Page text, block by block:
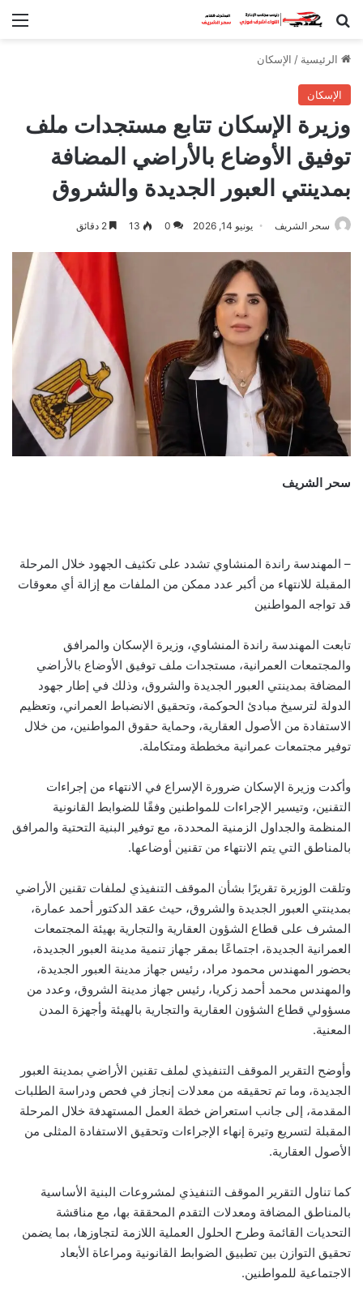
بحث عن
الرئيسية / الإسكان
الإسكان
وزيرة الإسكان تتابع مستجدات ملف
توفيق الأوضاع بالأراضي المضافة
بمدينتي العبور الجديدة والشروق
سحر الشريف يونيو 14, 2026 0
13
سحر الشريف
– المهندسة راندة المنشاوي تشدد على تكثيف الجهود خلال المرحلة
المقبلة للانتهاء من أكبر عدد ممكن من الملفات مع إزالة أي معوقات
قد تواجه المواطنين
تابعت المهندسة راندة المنشاوي، وزيرة الإسكان والمرافق
والمجتمعات العمرانية، مستجدات ملف توفيق الأوضاع بالأراضي
المضافة بمدينتي العبور الجديدة والشروق، وذلك في إطار جهود
الدولة لترسيخ مبادئ الحوكمة، وتحقيق الانضباط العمراني، وتعظيم
الاستفادة من الأصول العقارية، وحماية حقوق المواطنين، من خلال
توفير مجتمعات عمرانية مخططة ومتكاملة.
وأكدت وزيرة الإسكان ضرورة الإسراع في الانتهاء من إجراءات
التقنين، وتيسير الإجراءات للمواطنين وفقًا للضوابط القانونية
المنظمة والجداول الزمنية المحددة، مع توفير البنية التحتية والمرافق
بالمناطق التي يتم الانتهاء من تقنين أوضاعها.
وتلقت الوزيرة تقريرًا بشأن الموقف التنفيذي لملفات تقنين الأراضي
بمدينتي العبور الجديدة والشروق، حيث عقد الدكتور أحمد عمارة،
المشرف على قطاع الشؤون العقارية والتجارية بهيئة المجتمعات
العمرانية الجديدة، اجتماعًا بمقر جهاز تنمية مدينة العبور الجديدة،
بحضور المهندس محمود مراد، رئيس جهاز مدينة العبور الجديدة،
والمهندس محمد أحمد زكريا، رئيس جهاز مدينة الشروق، وعدد من
مسؤولي قطاع الشؤون العقارية والتجارية بالهيئة وأجهزة المدن
المعنية.
وأوضح التقرير الموقف التنفيذي لملف تقنين الأراضي بمدينة العبور
الجديدة، وما تم تحقيقه من معدلات إنجاز في فحص ودراسة الطلبات
المقدمة، إلى جانب استعراض خطة العمل المستهدفة خلال المرحلة
المقبلة لتسريع وتيرة إنهاء الإجراءات وتحقيق الاستفادة المثلى من
الأصول العقارية.
كما تناول التقرير الموقف التنفيذي لمشروعات البنية الأساسية
بالمناطق المضافة ومعدلات التقدم المحققة بها، مع مناقشة
التحديات القائمة وطرح الحلول العملية اللازمة لتجاوزها، بما يضمن
تحقيق التوازن بين تطبيق الضوابط القانونية ومراعاة الأبعاد
الاجتماعية للمواطنين.